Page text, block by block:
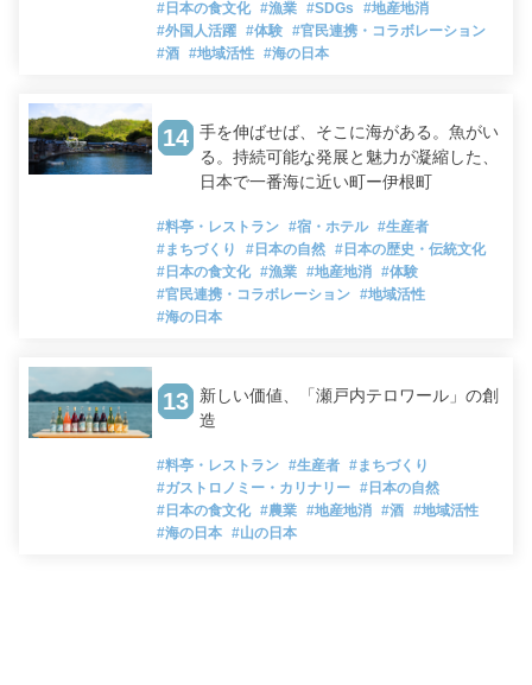
#日本の食文化 #漁業 #SDGs
#地産地消
#外国人活躍 #体験 #官民連携・コラボレーション
#酒 #地域活性 #海の日本
14 手を伸ばせば、そこに海がある。魚がい
る。持続可能な発展と魅力が凝縮した、
日本で一番海に近い町ー伊根町
#料亭・レストラン #宿・ホテル #生産者
#まちづくり
#日本の自然 #日本の歴史・伝統文化
#日本の食文化 #漁業 #地産地消 #体験
#官民連携・コラボレーション #地域活性
#海の日本
13
新しい価値、「瀬戸内テロワール」の創
造
#料亭・レストラン #生産者 #まちづくり
#ガストロノミー・カリナリー #日本の自然
#日本の食文化 #農業 #地産地消 #酒 #地域活性
#海の日本 #山の日本